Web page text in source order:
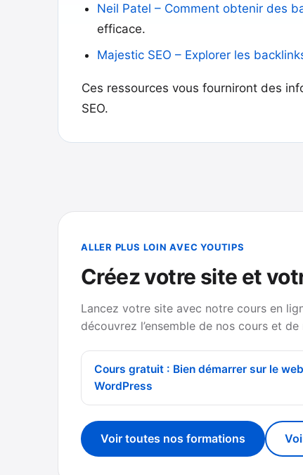
Neil Patel – Comment obtenir des
efficace.
Majestic SEO – Explorer les
Ces ressources vous fourniront des
SEO.
ALLER PLUS LOIN AVEC YOUTIPS
Créez votre site et
Lancez votre site avec notre cours en
découvrez l’ensemble de nos cours et
Cours gratuit : Bien démarrer sur le
WordPress
Voir toutes nos formations